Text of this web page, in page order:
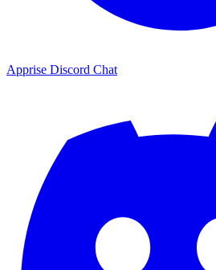
Apprise Discord Chat